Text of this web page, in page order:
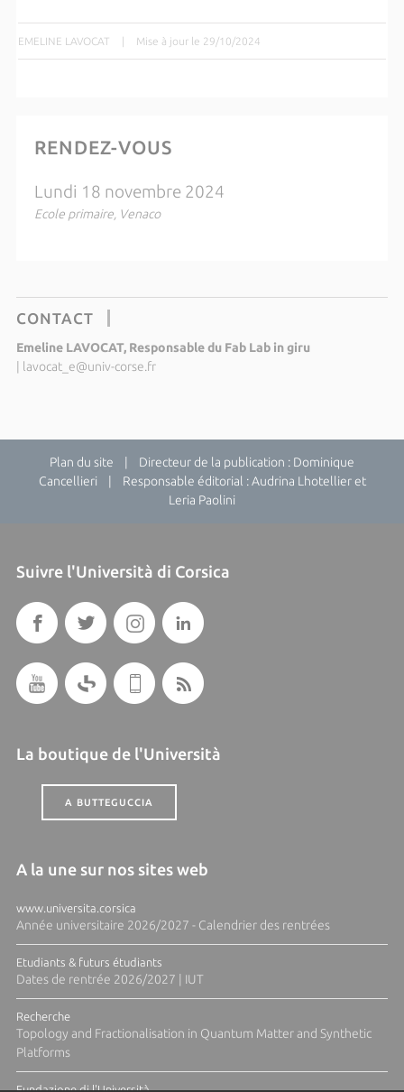
EMELINE LAVOCAT | Mise à jour le 29/10/2024
RENDEZ-VOUS
Lundi 18 novembre 2024
Ecole primaire, Venaco
CONTACT
Emeline LAVOCAT, Responsable du Fab Lab in giru
lavocat_e@univ-corse.fr
Plan du site | Directeur de la publication : Dominique
Cancellieri | Responsable éditorial : Audrina Lhotellier et
Leria Paolini
Suivre l'Università di Corsica
La boutique de l'Università
A BUTTEGUCCIA
A la une sur nos sites web
www.universita.corsica
Année universitaire 2026/2027 - Calendrier des rentrées
Etudiants & futurs étudiants
Dates de rentrée 2026/2027 | IUT
Recherche
Topology and Fractionalisation in Quantum Matter and Synthetic
Platforms
Fundazione di l'Università